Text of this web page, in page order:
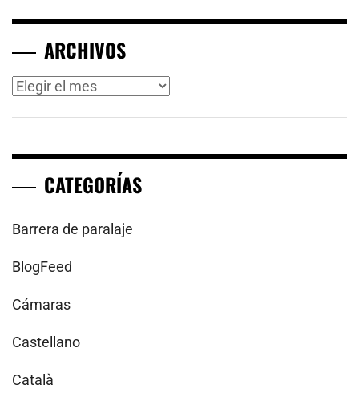
ARCHIVOS
Archivos
CATEGORÍAS
Barrera de paralaje
BlogFeed
Cámaras
Castellano
Català